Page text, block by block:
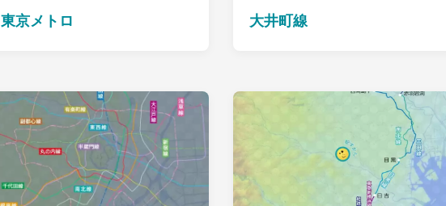
東京メトロ 大井町線